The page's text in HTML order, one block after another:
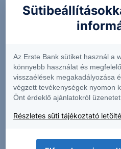
szintén az
teljesített.
Egyesült
részesedéssel
Management
megtalálható
Árfolyam:
Az Erste Bank sütiket használ a
könnyebb használat és
visszaélések megakadályozása
végzett tevékenységek nyomon
Önt érdeklő ajánlatokról
Részletes süti tájékoztató